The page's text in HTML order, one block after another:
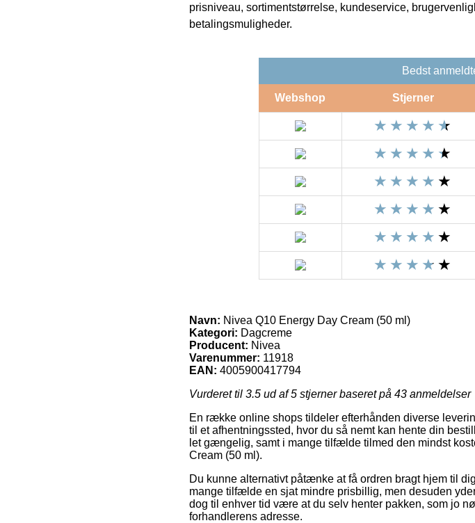
prisniveau, sortimentstørrelse, kundeservice,
betalingsmuligheder.
Bedst
Webshop Stjerner
Navn: Nivea Q10 Energy Day Cream (50 ml)
Kategori: Dagcreme
Producent: Nivea
Varenummer: 11918
EAN: 4005900417794
Vurderet til 3.5 ud af 5 stjerner baseret på 43 anmeldelser
En række online shops tildeler efterhånden diverse
til et afhentningssted, hvor du så nemt kan hente din
let gængelig, samt i mange tilfælde tilmed den mindst
Cream (50 ml).
Du kunne alternativt påtænke at få ordren bragt hjem til
mange tilfælde en sjat mindre prisbillig, men desuden
dog til enhver tid være at du selv henter pakken, som jo
forhandlerens adresse.